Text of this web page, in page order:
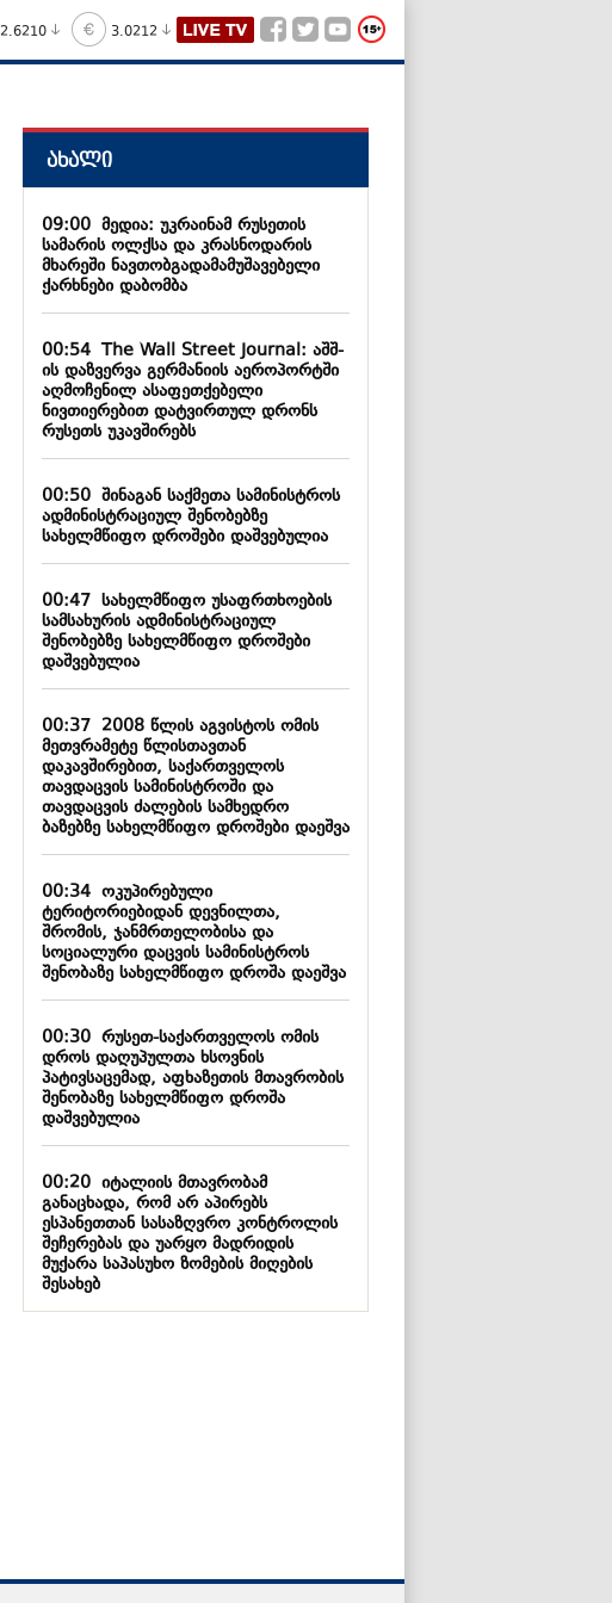
2.6210 3.0212
ახალი
09:00მედია: უკრაინამ რუსეთის
სამარის ოლქსა და კრასნოდარის
მხარეში ნავთობგადამამუშავებელი
ქარხნები დაბომბა
00:54The Wall Street Journal: აშშ-
ის დაზვერვა გერმანიის აეროპორტში
აღმოჩენილ ასაფეთქებელი
ნივთიერებით დატვირთულ დრონს
რუსეთს უკავშირებს
00:50შინაგან საქმეთა სამინისტროს
ადმინისტრაციულ შენობებზე
სახელმწიფო დროშები დაშვებულია
00:47სახელმწიფო უსაფრთხოების
სამსახურის ადმინისტრაციულ
შენობებზე სახელმწიფო დროშები
დაშვებულია
00:372008 წლის აგვისტოს ომის
მეთვრამეტე წლისთავთან
დაკავშირებით, საქართველოს
თავდაცვის სამინისტროში და
თავდაცვის ძალების სამხედრო
ბაზებზე სახელმწიფო დროშები დაეშვა
00:34ოკუპირებული
ტერიტორიებიდან დევნილთა,
შრომის, ჯანმრთელობისა და
სოციალური დაცვის სამინისტროს
შენობაზე სახელმწიფო დროშა დაეშვა
00:30რუსეთ-საქართველოს ომის
დროს დაღუპულთა ხსოვნის
პატივსაცემად, აფხაზეთის მთავრობის
შენობაზე სახელმწიფო დროშა
დაშვებულია
00:20იტალიის მთავრობამ
განაცხადა, რომ არ აპირებს
ესპანეთთან სასაზღვრო კონტროლის
შეჩერებას და უარყო მადრიდის
მუქარა საპასუხო ზომების მიღების
შესახებ